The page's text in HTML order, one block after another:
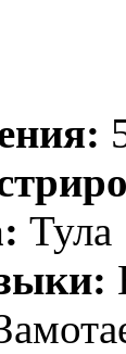
Тула